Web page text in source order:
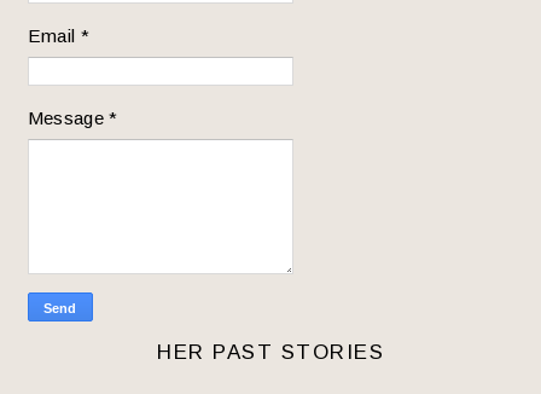
Email *
Message*
HER PAST STORIES